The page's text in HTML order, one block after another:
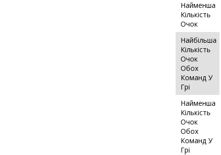
Найменша
Кількість
Очок
Найбільша
Кількість
Очок
Обох
Команд У
Грі
Найменша
Кількість
Очок
Обох
Команд У
Грі